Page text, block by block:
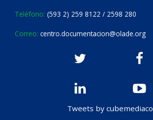
Teléfono: (593 2) 259 8122 / 2598 280
Correo: centro.documentacion@olade.org
Tweets by cubemediaco